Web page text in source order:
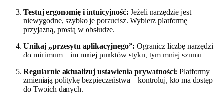
Testuj ergonomię i intuicyjność: Jeżeli narzędzie jest
niewygodne, szybko je porzucisz. Wybierz platformę
przyjazną, prostą w obsłudze.
Unikaj „przesytu aplikacyjnego”: Ogranicz liczbę narzędzi
do minimum – im mniej punktów styku, tym mniej szumu.
Regularnie aktualizuj ustawienia prywatności: Platformy
zmieniają politykę bezpieczeństwa – kontroluj, kto ma dostęp
do Twoich danych.